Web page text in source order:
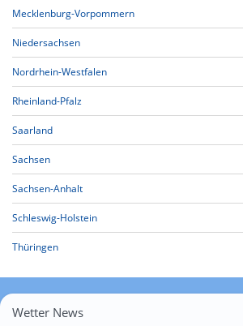
Mecklenburg-Vorpommern
Niedersachsen
Nordrhein-Westfalen
Rheinland-Pfalz
Saarland
Sachsen
Sachsen-Anhalt
Schleswig-Holstein
Thüringen
Wetter News